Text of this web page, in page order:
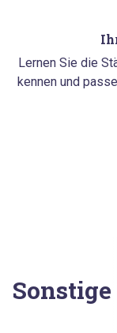
Lernen Sie die
kennen und